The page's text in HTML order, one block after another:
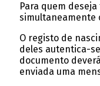
Para quem
simultaneamente
O registo de
deles autentica-
documento
enviada uma